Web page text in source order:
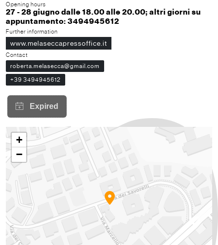
Opening hours
27 - 28 giugno dalle 18.00 alle 20.00; altri giorni su
appuntamento: 3494945612
Further information
www.melaseccapressoffice.it
Contact
roberta.melasecca@gmail.com
+39 3494945612
+
−